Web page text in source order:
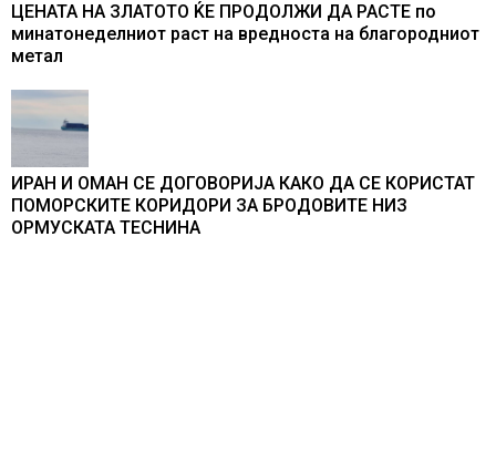
ЦЕНАТА НА ЗЛАТОТО ЌЕ ПРОДОЛЖИ ДА РАСТЕ по
минатонеделниот раст на вредноста на благородниот
метал
ИРАН И ОМАН СЕ ДОГОВОРИЈА КАКО ДА СЕ КОРИСТАТ
ПОМОРСКИТЕ КОРИДОРИ ЗА БРОДОВИТЕ НИЗ
ОРМУСКАТА ТЕСНИНА